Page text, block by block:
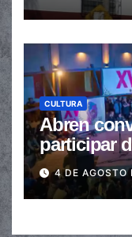
CULTURA
Abren
participar
de Salta
4 DE